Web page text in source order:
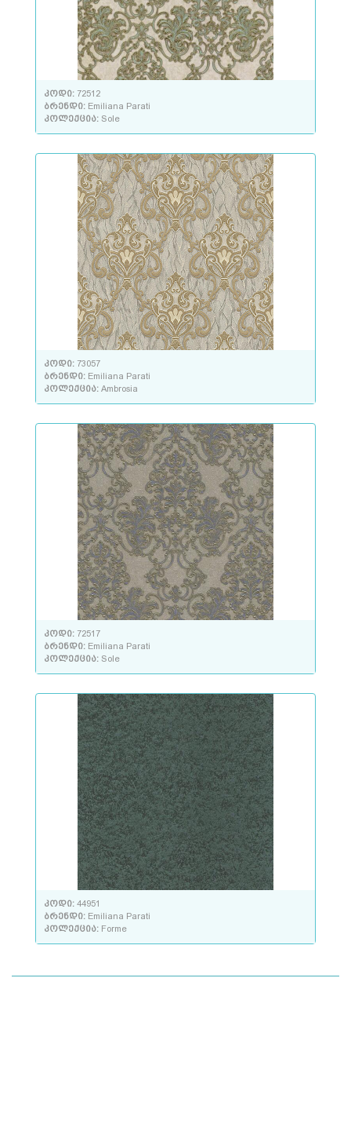
კოდი: 72512
ბრენდი: Emiliana Parati
კოლექცია: Sole
კოდი: 73057
ბრენდი: Emiliana Parati
კოლექცია: Ambrosia
კოდი: 72517
ბრენდი: Emiliana Parati
კოლექცია: Sole
კოდი: 44951
ბრენდი: Emiliana Parati
კოლექცია: Forme